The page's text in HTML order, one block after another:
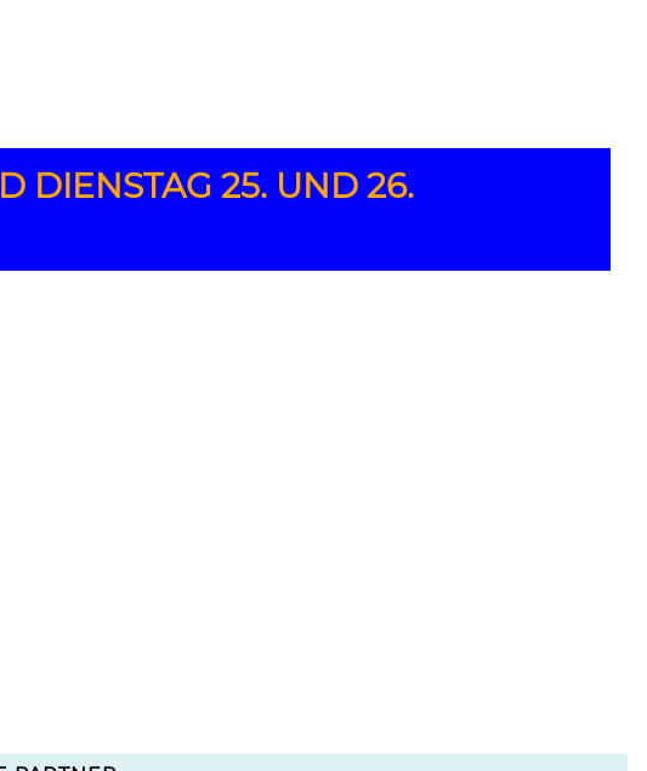
DIENSTAG 25. UND 26.